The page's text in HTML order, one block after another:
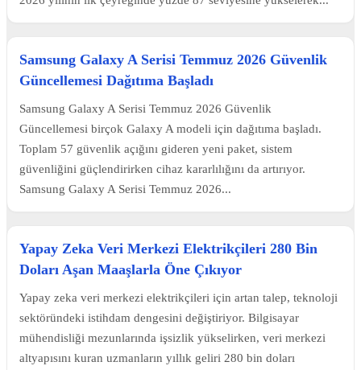
Samsung Galaxy A Serisi Temmuz 2026 Güvenlik
Güncellemesi Dağıtıma Başladı
Samsung Galaxy A Serisi Temmuz 2026 Güvenlik
Güncellemesi birçok Galaxy A modeli için dağıtıma başladı.
Toplam 57 güvenlik açığını gideren yeni paket, sistem
güvenliğini güçlendirirken cihaz kararlılığını da artırıyor.
Samsung Galaxy A Serisi Temmuz 2026...
Yapay Zeka Veri Merkezi Elektrikçileri 280 Bin
Doları Aşan Maaşlarla Öne Çıkıyor
Yapay zeka veri merkezi elektrikçileri için artan talep, teknoloji
sektöründeki istihdam dengesini değiştiriyor. Bilgisayar
mühendisliği mezunlarında işsizlik yükselirken, veri merkezi
altyapısını kuran uzmanların yıllık geliri 280 bin doları